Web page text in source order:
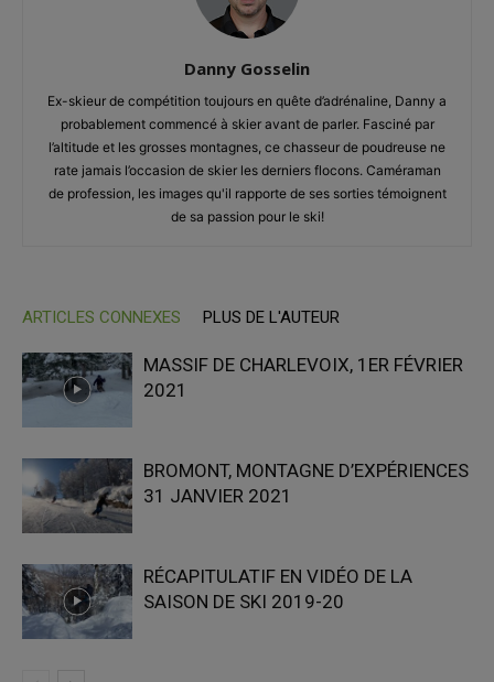
Danny Gosselin
Ex-skieur de compétition toujours en quête d’adrénaline, Danny a
probablement commencé à skier avant de parler. Fasciné par
l’altitude et les grosses montagnes, ce chasseur de poudreuse ne
rate jamais l’occasion de skier les derniers flocons. Caméraman
de profession, les images qu'il rapporte de ses sorties témoignent
de sa passion pour le ski!
ARTICLES CONNEXES PLUS DE L'AUTEUR
MASSIF DE CHARLEVOIX, 1ER FÉVRIER
2021
BROMONT, MONTAGNE D’EXPÉRIENCES
31 JANVIER 2021
RÉCAPITULATIF EN VIDÉO DE LA
SAISON DE SKI 2019-20